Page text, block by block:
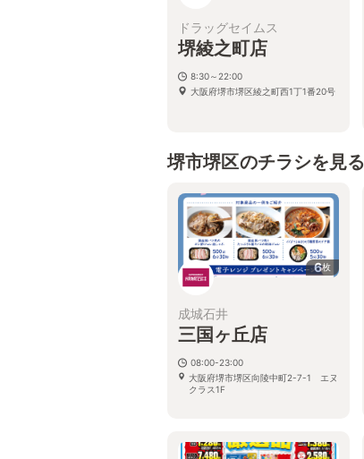
ドラッグセイムス
堺綾之町店
8:30～22:00
大阪府堺市堺区綾之町西1丁1番20号
堺市堺区のチラシを見る
6枚
成城石井
三国ヶ丘店
08:00-23:00
大阪府堺市堺区向陵中町2-7-1 エヌ
クラス1F